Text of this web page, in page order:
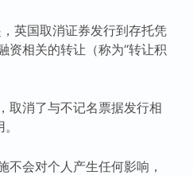
英国取消证券发行到存托凭
资相关的转让（称为“转让积
取消了与不记名票据发行相
不会对个人产生任何影响，